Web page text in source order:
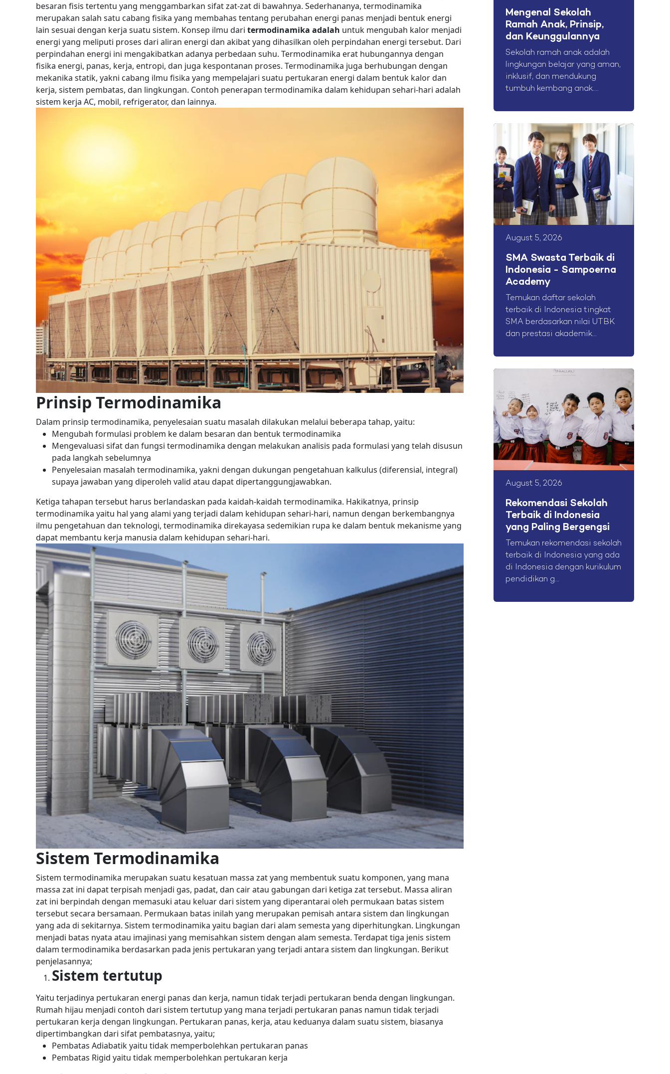
besaran fisis tertentu yang menggambarkan sifat zat-zat di bawahnya. Sederhananya, termodinamika
merupakan salah satu cabang fisika yang membahas tentang perubahan energi panas menjadi bentuk energi
lain sesuai dengan kerja suatu sistem. Konsep ilmu dari termodinamika adalah untuk mengubah kalor menjadi
energi yang meliputi proses dari aliran energi dan akibat yang dihasilkan oleh perpindahan energi tersebut. Dari
perpindahan energi ini mengakibatkan adanya perbedaan suhu. Termodinamika erat hubungannya dengan
fisika energi, panas, kerja, entropi, dan juga kespontanan proses. Termodinamika juga berhubungan dengan
mekanika statik, yakni cabang ilmu fisika yang mempelajari suatu pertukaran energi dalam bentuk kalor dan
kerja, sistem pembatas, dan lingkungan. Contoh penerapan termodinamika dalam kehidupan sehari-hari adalah
sistem kerja AC, mobil, refrigerator, dan lainnya.
Prinsip Termodinamika
Dalam prinsip termodinamika, penyelesaian suatu masalah dilakukan melalui beberapa tahap, yaitu:
Mengubah formulasi problem ke dalam besaran dan bentuk termodinamika
Mengevaluasi sifat dan fungsi termodinamika dengan melakukan analisis pada formulasi yang telah disusun
pada langkah sebelumnya
Penyelesaian masalah termodinamika, yakni dengan dukungan pengetahuan kalkulus (diferensial, integral)
supaya jawaban yang diperoleh valid atau dapat dipertanggungjawabkan.
Ketiga tahapan tersebut harus berlandaskan pada kaidah-kaidah termodinamika. Hakikatnya, prinsip
termodinamika yaitu hal yang alami yang terjadi dalam kehidupan sehari-hari, namun dengan berkembangnya
ilmu pengetahuan dan teknologi, termodinamika direkayasa sedemikian rupa ke dalam bentuk mekanisme yang
dapat membantu kerja manusia dalam kehidupan sehari-hari.
Sistem Termodinamika
Sistem termodinamika merupakan suatu kesatuan massa zat yang membentuk suatu komponen, yang mana
massa zat ini dapat terpisah menjadi gas, padat, dan cair atau gabungan dari ketiga zat tersebut. Massa aliran
zat ini berpindah dengan memasuki atau keluar dari sistem yang diperantarai oleh permukaan batas sistem
tersebut secara bersamaan. Permukaan batas inilah yang merupakan pemisah antara sistem dan lingkungan
yang ada di sekitarnya. Sistem termodinamika yaitu bagian dari alam semesta yang diperhitungkan. Lingkungan
menjadi batas nyata atau imajinasi yang memisahkan sistem dengan alam semesta. Terdapat tiga jenis sistem
dalam termodinamika berdasarkan pada jenis pertukaran yang terjadi antara sistem dan lingkungan. Berikut
penjelasannya;
Sistem tertutup
Yaitu terjadinya pertukaran energi panas dan kerja, namun tidak terjadi pertukaran benda dengan lingkungan.
Rumah hijau menjadi contoh dari sistem tertutup yang mana terjadi pertukaran panas namun tidak terjadi
pertukaran kerja dengan lingkungan. Pertukaran panas, kerja, atau keduanya dalam suatu sistem, biasanya
dipertimbangkan dari sifat pembatasnya, yaitu;
Pembatas Adiabatik yaitu tidak memperbolehkan pertukaran panas
Pembatas Rigid yaitu tidak memperbolehkan pertukaran kerja
Mengenal Sekolah
Ramah Anak, Prinsip,
dan Keunggulannya
Sekolah ramah anak adalah
lingkungan belajar yang aman,
inklusif, dan mendukung
tumbuh kembang anak....
August 5, 2026
SMA Swasta Terbaik di
Indonesia - Sampoerna
Academy
Temukan daftar sekolah
terbaik di Indonesia tingkat
SMA berdasarkan nilai UTBK
dan prestasi akademik...
August 5, 2026
Rekomendasi Sekolah
Terbaik di Indonesia
yang Paling Bergengsi
Temukan rekomendasi sekolah
terbaik di Indonesia yang ada
di Indonesia dengan kurikulum
pendidikan g...